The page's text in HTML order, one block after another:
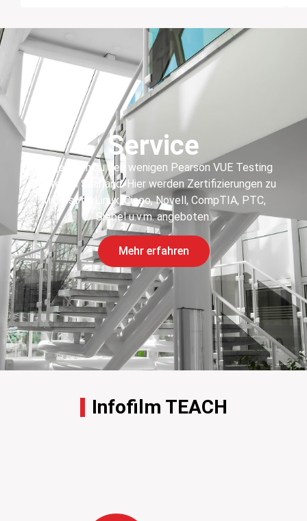
Service
Wir gehören zu den wenigen Pearson VUE Testing
Center im Saarland. Hier werden Zertifizierungen zu
Microsoft, Linux, Cisco, Novell, CompTIA, PTC,
Siebel u.v.m. angeboten.
Mehr erfahren
Infofilm TEACH